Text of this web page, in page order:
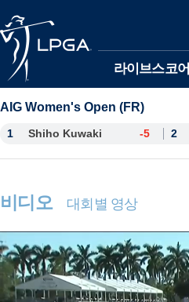
라이브스코어
AIG Women's Open (FR)
1 Shiho Kuwaki -5 2
비디오 대회별 영상